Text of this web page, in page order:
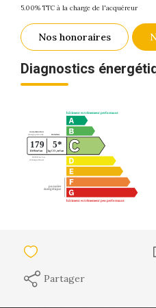
5.00% TTC à la charge de l'acquéreur
Nos honoraires
Diagnostics
Partager